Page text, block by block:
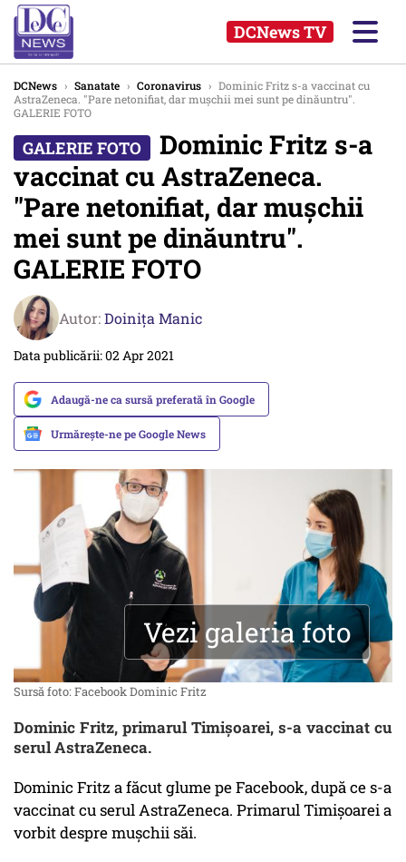
DCNews TV
DCNews › Sanatate › Coronavirus › Dominic Fritz s-a vaccinat cu
AstraZeneca. "Pare netonifiat, dar mușchii mei sunt pe dinăuntru".
GALERIE FOTO
Dominic Fritz s-a
vaccinat cu AstraZeneca.
"Pare netonifiat, dar mușchii
mei sunt pe dinăuntru".
GALERIE FOTO
Autor:Doinița Manic
Data publicării: 02 Apr 2021
Adaugă-ne ca sursă preferată în Google
Urmărește-ne pe Google News
Vezi galeria foto
Sursă foto: Facebook Dominic Fritz
Dominic Fritz, primarul Timișoarei, s-a vaccinat cu
serul AstraZeneca.
Dominic Fritz a făcut glume pe Facebook, după ce s-a
vaccinat cu serul AstraZeneca. Primarul Timișoarei a
vorbit despre mușchii săi.